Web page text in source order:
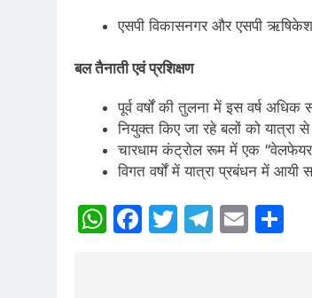
एसपी विकासनगर और एसपी
बल तैनाती एवं प्रशिक्षण
पूर्व वर्षों की तुलना में इस वर्ष
नियुक्त किए जा रहे बलों को यात्रा
चारधाम कंट्रोल रूम में एक
विगत वर्षों में यात्रा प्रबंधन में
WhatsApp
Facebook
TwitterEmail